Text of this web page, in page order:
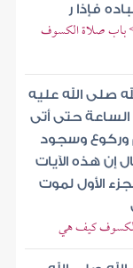
فإذا ر
> باب صلاة الكسوف
صلى الله عليه
حتى أتى
وركوع وسجود
إن هذه الآيات
الأول لموت
الكسوف كيف هي